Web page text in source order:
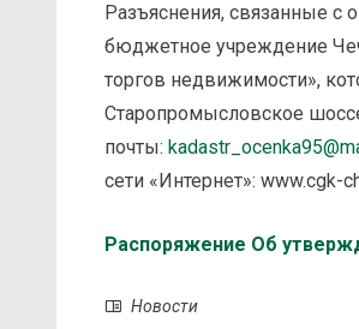
Разъяснения, связанные с
бюджетное учреждение
торгов недвижимости»,
Старопромысловское
почты:
сети «Интернет»: www.cgk-
Распоряжение Об
Новости